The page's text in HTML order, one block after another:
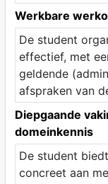
Werkbare
De student
effectief, met
geldende
afspraken van
Diepgaande
domeinkennis
De student
concreet aan